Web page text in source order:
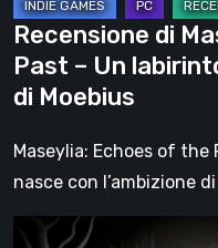
verticale
con
l’anima
di
Recensione di
Past – Un
di Moebius
Maseylia: Echoes of
nasce con l’ambizione